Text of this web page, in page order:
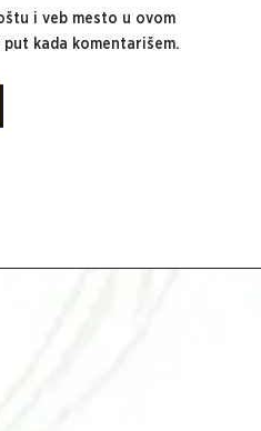
i veb mesto u ovom
kada komentarišem.